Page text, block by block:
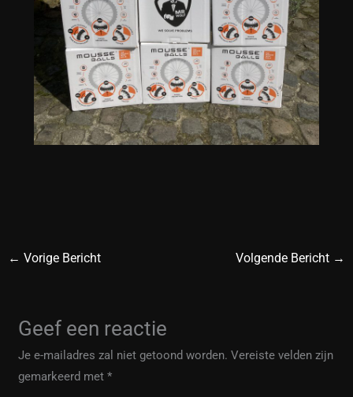
← Vorige Bericht Volgende Bericht →
Geef een reactie
Je e-mailadres zal niet getoond worden. Vereiste velden zijn
gemarkeerd met*